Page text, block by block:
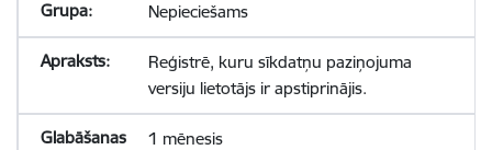
Nepieciešams
Reģistrē, kuru sīkdatņu paziņojuma
versiju lietotājs ir apstiprinājis.
1 mēnesis